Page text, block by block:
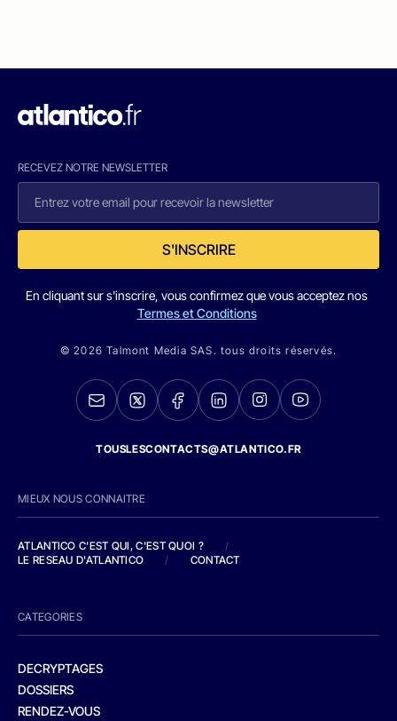
RECEVEZ NOTRE NEWSLETTER
S'INSCRIRE
En cliquant sur s'inscrire, vous confirmez que vous acceptez nos
Termes et Conditions
© 2026 Talmont Media SAS. tous droits réservés.
TOUSLESCONTACTS@ATLANTICO.FR
MIEUX NOUS CONNAITRE
ATLANTICO C'EST QUI, C'EST QUOI ?
/
LE RESEAU D'ATLANTICO
/ CONTACT
CATEGORIES
DECRYPTAGES
DOSSIERS
RENDEZ-VOUS